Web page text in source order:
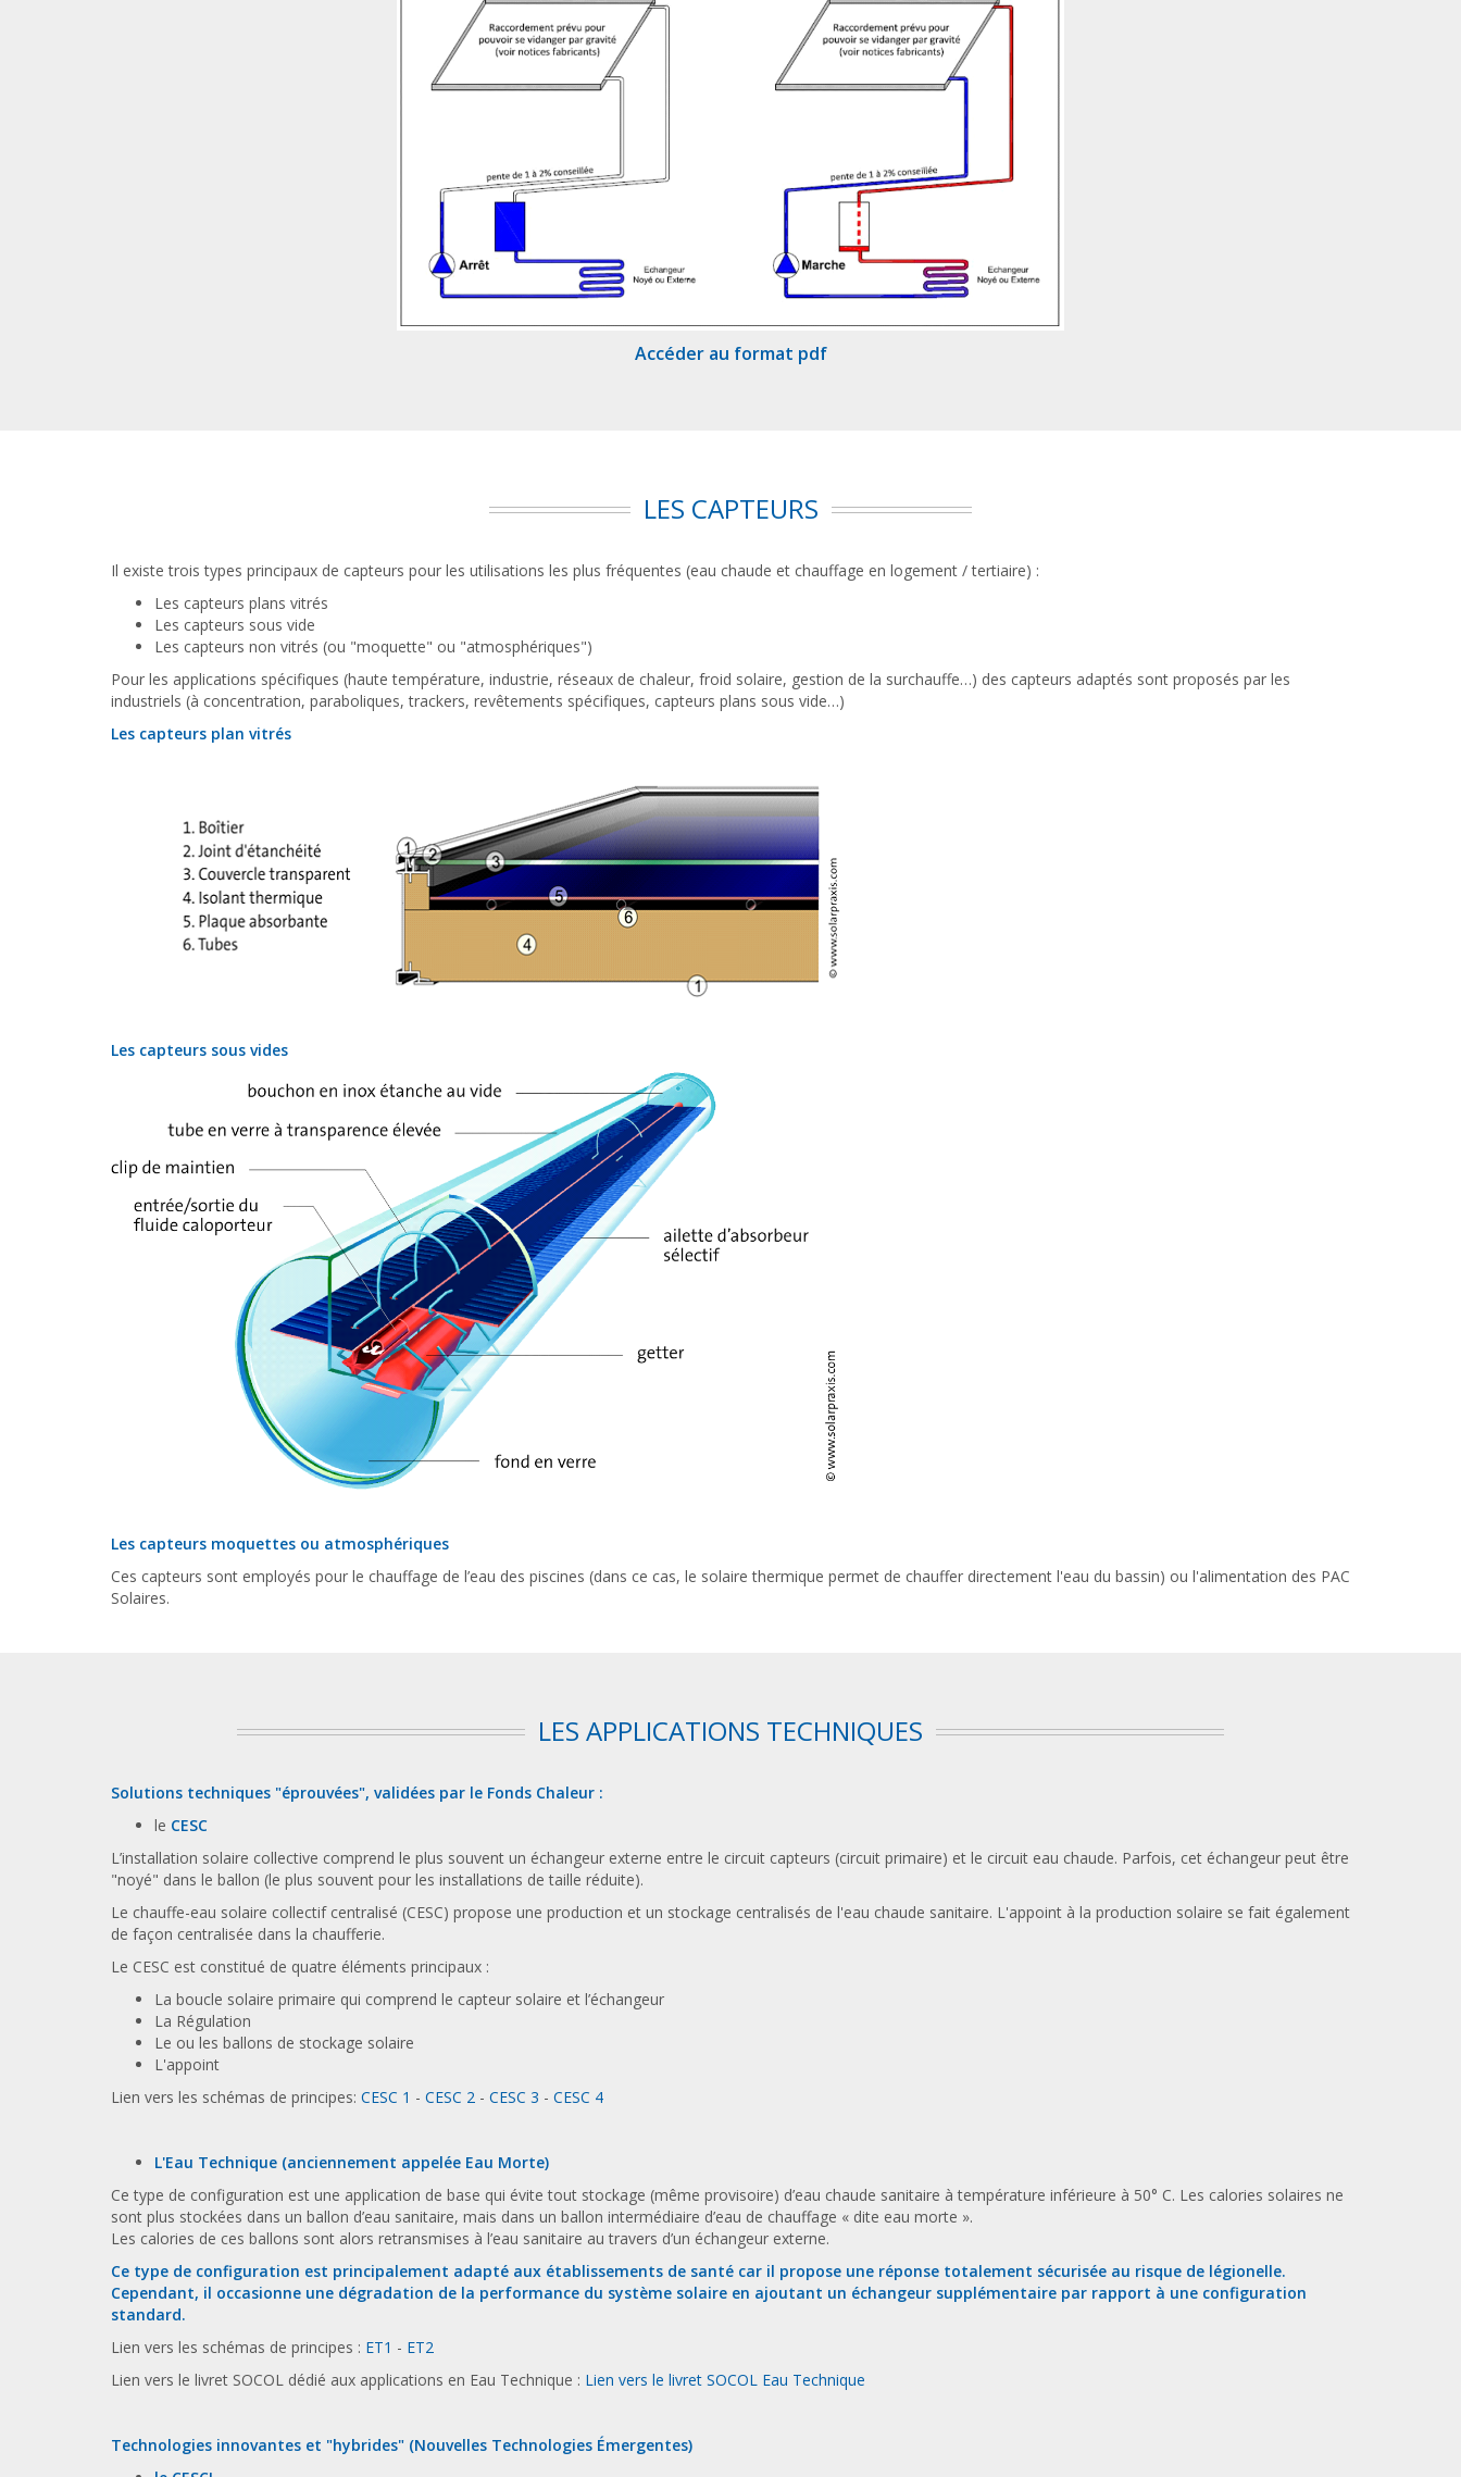
Accéder au format pdf
LES CAPTEURS
Il existe trois types principaux de capteurs pour les utilisations les plus fréquentes (eau chaude et chauffage en logement / tertiaire) :
Les capteurs plans vitrés
Les capteurs sous vide
Les capteurs non vitrés (ou "moquette" ou "atmosphériques")
Pour les applications spécifiques (haute température, industrie, réseaux de chaleur, froid solaire, gestion de la surchauffe…) des capteurs adaptés sont proposés par les
industriels (à concentration, paraboliques, trackers, revêtements spécifiques, capteurs plans sous vide…)
Les capteurs plan vitrés
Les capteurs sous vides
Les capteurs moquettes ou atmosphériques
Ces capteurs sont employés pour le chauffage de l’eau des piscines (dans ce cas, le solaire thermique permet de chauffer directement l'eau du bassin) ou l'alimentation des PAC
Solaires.
LES APPLICATIONS TECHNIQUES
Solutions techniques "éprouvées", validées par le Fonds Chaleur :
le CESC
L’installation solaire collective comprend le plus souvent un échangeur externe entre le circuit capteurs (circuit primaire) et le circuit eau chaude. Parfois, cet échangeur peut être
"noyé" dans le ballon (le plus souvent pour les installations de taille réduite).
Le chauffe-eau solaire collectif centralisé (CESC) propose une production et un stockage centralisés de l'eau chaude sanitaire. L'appoint à la production solaire se fait également
de façon centralisée dans la chaufferie.
Le CESC est constitué de quatre éléments principaux :
La boucle solaire primaire qui comprend le capteur solaire et l’échangeur
La Régulation
Le ou les ballons de stockage solaire
L'appoint
Lien vers les schémas de principes: CESC 1 - CESC 2 - CESC 3 - CESC 4
L'Eau Technique (anciennement appelée Eau Morte)
Ce type de configuration est une application de base qui évite tout stockage (même provisoire) d’eau chaude sanitaire à température inférieure à 50° C. Les calories solaires ne
sont plus stockées dans un ballon d’eau sanitaire, mais dans un ballon intermédiaire d’eau de chauffage « dite eau morte ».
Les calories de ces ballons sont alors retransmises à l’eau sanitaire au travers d’un échangeur externe.
Ce type de configuration est principalement adapté aux établissements de santé car il propose une réponse totalement sécurisée au risque de légionelle.
Cependant, il occasionne une dégradation de la performance du système solaire en ajoutant un échangeur supplémentaire par rapport à une configuration
standard.
Lien vers les schémas de principes : ET1 - ET2
Lien vers le livret SOCOL dédié aux applications en Eau Technique : Lien vers le livret SOCOL Eau Technique
Technologies innovantes et "hybrides" (Nouvelles Technologies Émergentes)